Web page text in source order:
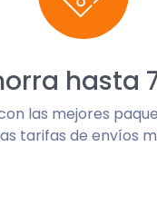
hasta
las mejores
tarifas de envíos